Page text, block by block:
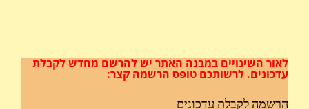
לאור השינויים במבנה האתר יש להרשם מחדש לקבלת
עדכונים. לרשותכם טופס הרשמה קצר:
הרשמה לקבלת עדכונים